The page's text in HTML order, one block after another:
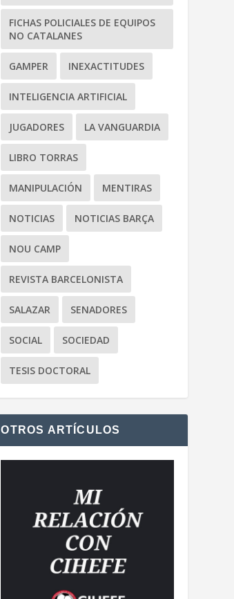
FICHAS POLICIALES DE EQUIPOS
NO CATALANES
GAMPER INEXACTITUDES
INTELIGENCIA ARTIFICIAL
JUGADORES LA VANGUARDIA
LIBRO TORRAS
MANIPULACIÓN MENTIRAS
NOTICIAS NOTICIAS BARÇA
NOU CAMP
REVISTA BARCELONISTA
SALAZAR SENADORES
SOCIAL SOCIEDAD
TESIS DOCTORAL
OTROS ARTÍCULOS